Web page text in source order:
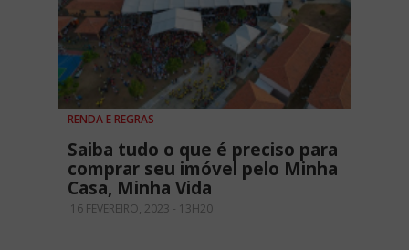
RENDA E REGRAS
Saiba tudo o que é preciso para
comprar seu imóvel pelo Minha
Casa, Minha Vida
16 FEVEREIRO, 2023 - 13H20